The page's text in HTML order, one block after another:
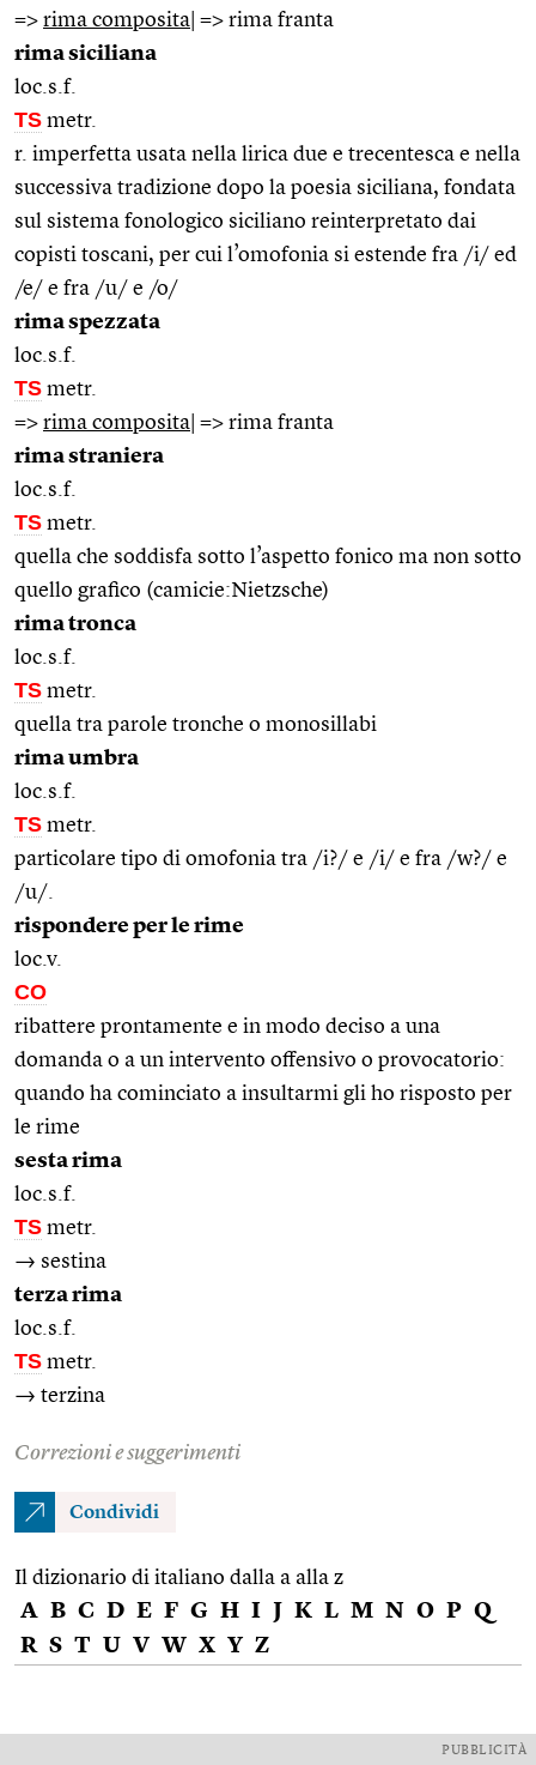
=> rima composita | => rima franta
rima siciliana
loc.s.f.
TS metr.
r. imperfetta usata nella lirica due e trecentesca e nella
successiva tradizione dopo la poesia siciliana, fondata
sul sistema fonologico siciliano reinterpretato dai
copisti toscani, per cui l’omofonia si estende fra /i/ ed
/e/ e fra /u/ e /o/
rima spezzata
loc.s.f.
TS metr.
=> rima composita | => rima franta
rima straniera
loc.s.f.
TS metr.
quella che soddisfa sotto l’aspetto fonico ma non sotto
quello grafico (camicie:Nietzsche)
rima tronca
loc.s.f.
TS metr.
quella tra parole tronche o monosillabi
rima umbra
loc.s.f.
TS metr.
particolare tipo di omofonia tra /i?/ e /i/ e fra /w?/ e
/u/.
rispondere per le rime
loc.v.
CO
ribattere prontamente e in modo deciso a una
domanda o a un intervento offensivo o provocatorio:
quando ha cominciato a insultarmi gli ho risposto per
le rime
sesta rima
loc.s.f.
TS metr.
→ sestina
terza rima
loc.s.f.
TS metr.
→ terzina
Correzioni e suggerimenti
Condividi
Il dizionario di italiano dalla a alla z
A B C D E F G H I J K L M N O P Q
R S T U V W X Y Z
PUBBLICITÀ